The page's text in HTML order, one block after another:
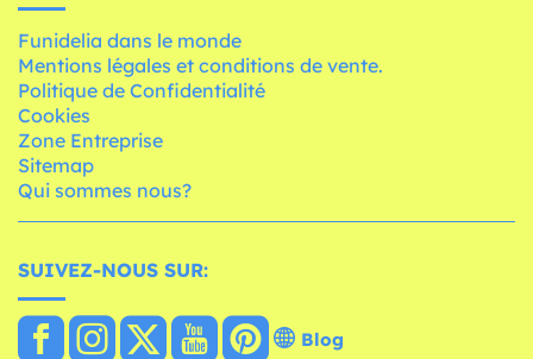
Funidelia dans le monde
Mentions légales et conditions de vente.
Politique de Confidentialité
Cookies
Zone Entreprise
Sitemap
Qui sommes nous?
SUIVEZ-NOUS SUR:
Blog